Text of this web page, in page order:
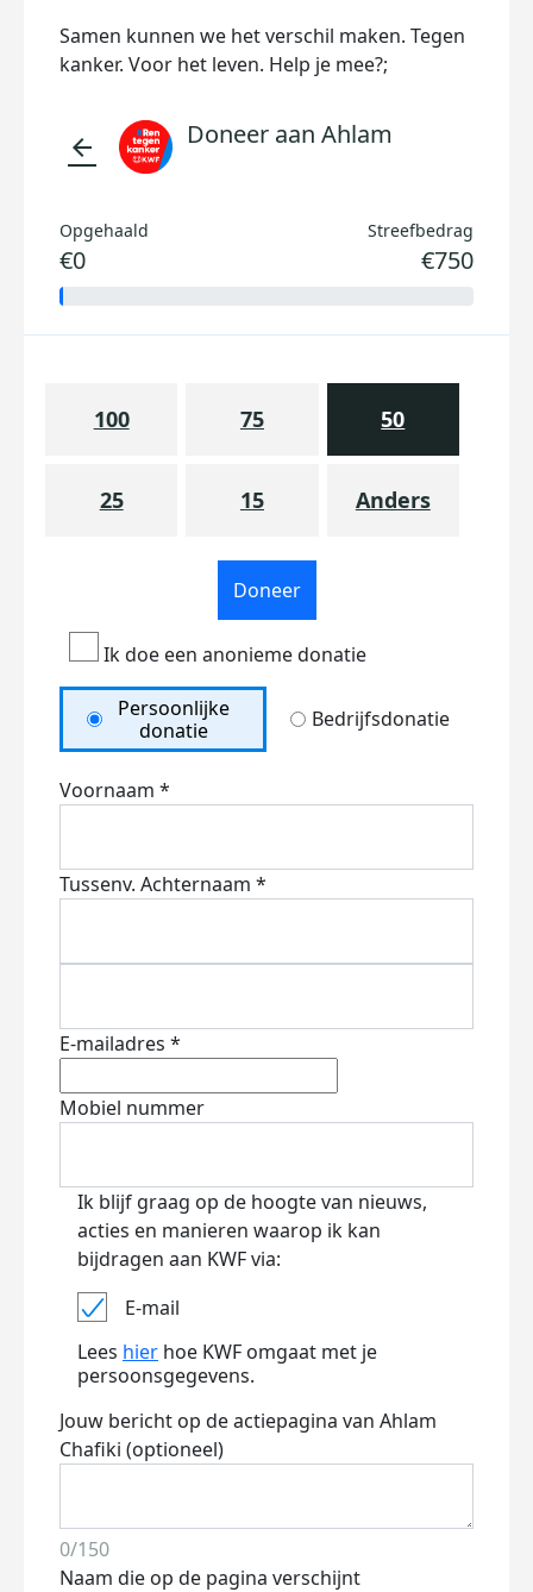
Samen kunnen we het verschil maken. Tegen
kanker. Voor het leven. Help je mee?;
arrow_back Doneer aan Ahlam
Opgehaald
€0
Streefbedrag
€750
100 75 50
25 15 Anders
Doneer
Ik doe een anonieme donatie
Persoonlijke
donatie
Bedrijfsdonatie
Voornaam *
Tussenv. Achternaam *
E-mailadres *
Mobiel nummer
Ik blijf graag op de hoogte van nieuws,
acties en manieren waarop ik kan
bijdragen aan KWF via:
E-mail
Lees hier hoe KWF omgaat met je
persoonsgegevens.
Jouw bericht op de actiepagina van Ahlam
Chafiki (optioneel)
0/150
Naam die op de pagina verschijnt